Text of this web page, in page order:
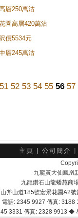
層250萬沽
園高層420萬沽
價5534元
層245萬沽
51 52 53 54 55 56 57
主頁 公司簡介
九龍黃大仙鳳凰
九龍鑽石山龍蟠苑商
斧山道185號宏景花園A2
電話: 2345 9927 傳真:
3331 傳真: 2328 9913